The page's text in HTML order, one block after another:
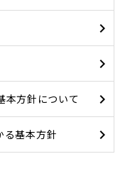
本方針について
る基本方針